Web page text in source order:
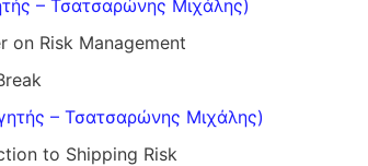
– Τσατσαρώνης Μιχάλης)
Risk Management
– Τσατσαρώνης Μιχάλης)
to Shipping Risk